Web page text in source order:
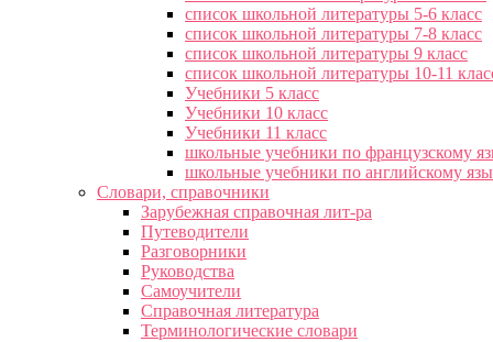
список школьной литературы 5-6 класс
список школьной литературы 7-8 класс
список школьной литературы 9 класс
список школьной литературы 10-11
Учебники 5 класс
Учебники 10 класс
Учебники 11 класс
школьные учебники по французскому
школьные учебники по английскому
Словари, справочники
Зарубежная справочная лит-ра
Путеводители
Разговорники
Руководства
Самоучители
Справочная литература
Терминологические словари